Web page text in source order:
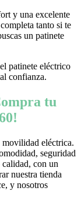
y una excelente
tanto si te
un patinete
patinete eléctrico
confianza.
tu
movilidad eléctrica.
seguridad
con un
nuestra tienda
y nosotros